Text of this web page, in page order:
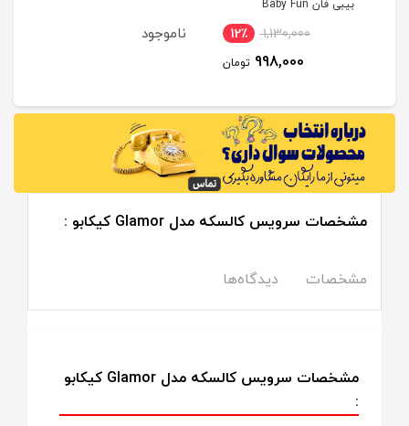
ناموجود ناموجود
مشخصات سرویس کالسکه مدل Glamor کیکابو :
مشخصات دیدگاه‌ها
مشخصات سرویس کالسکه مدل Glamor کیکابو
: